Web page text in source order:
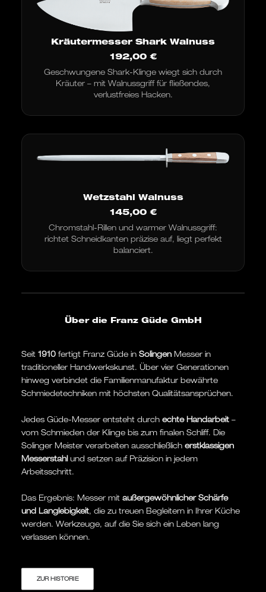
Kräutermesser Shark Walnuss
192,00 €
Geschwungene Shark-Klinge wiegt sich durch
Kräuter – mit Walnussgriff für fließendes,
verlustfreies Hacken.
Wetzstahl Walnuss
145,00 €
Chromstahl-Rillen und warmer Walnussgriff:
richtet Schneidkanten präzise auf, liegt perfekt
balanciert.
Über die Franz Güde GmbH
Seit 1910 fertigt Franz Güde in Solingen Messer in
traditioneller Handwerkskunst. Über vier Generationen
hinweg verbindet die Familienmanufaktur bewährte
Schmiedetechniken mit höchsten Qualitätsansprüchen.
Jedes Güde-Messer entsteht durch echte Handarbeit –
vom Schmieden der Klinge bis zum finalen Schliff. Die
Solinger Meister verarbeiten ausschließlich erstklassigen
Messerstahlund setzen auf Präzision in jedem
Arbeitsschritt.
Das Ergebnis: Messer mit außergewöhnlicher Schärfe
und Langlebigkeit, die zu treuen Begleitern in Ihrer Küche
werden. Werkzeuge, auf die Sie sich ein Leben lang
verlassen können.
ZUR HISTORIE